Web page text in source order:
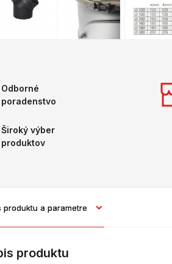
Odborné
poradenstvo
Široký výber
produktov
produktu a parametre
produktu